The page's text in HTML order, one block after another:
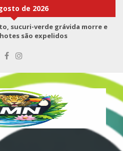
de 2026
sucuri-verde grávida morre e
são expelidos
registra 9 mortes de cavalos por
de botulismo
da Ecobarreira, candidato a vereador
(vídeo)
falta de preços em produtos e até
supermercado na Cidade Nova
de chegar perto de prefeita de
no AM